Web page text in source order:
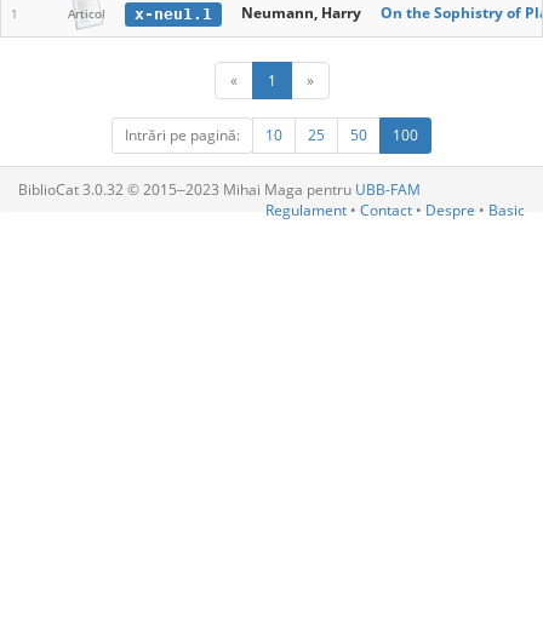
1 Articol x-neu1.1 Neumann, Harry On the Sophistry of
« 1 »
Intrări pe pagină: 10 25 50 100
BiblioCat 3.0.32 © 2015‒2023 Mihai Maga pentru UBB-FAM
Regulament • Contact • Despre • Basic